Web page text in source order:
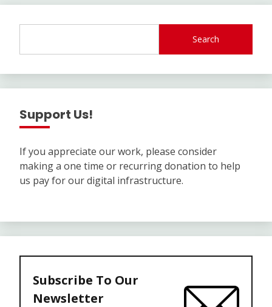
Search
Support Us!
If you appreciate our work, please consider
making a one time or recurring donation to help
us pay for our digital infrastructure.
Subscribe To Our
Newsletter